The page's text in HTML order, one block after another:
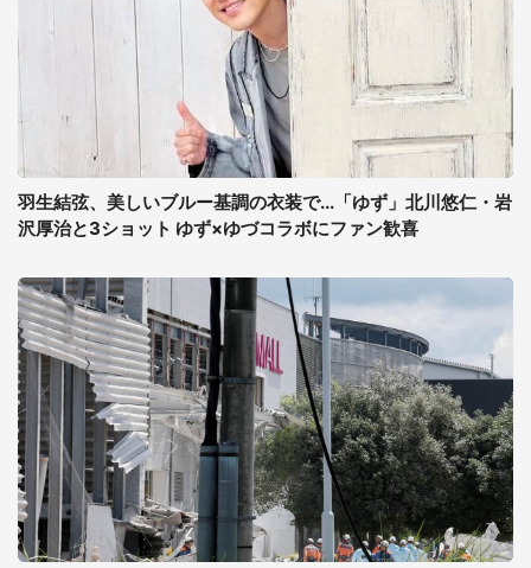
羽生結弦、美しいブルー基調の衣装で...「ゆず」北川悠仁・岩
沢厚治と3ショット ゆず×ゆづコラボにファン歓喜